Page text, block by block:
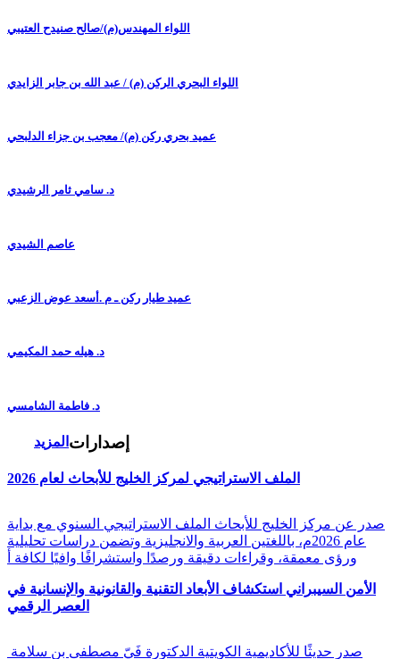
اللواء المهندس(م)/صالح صنيدح العتيبي
اللواء البحري الركن (م) / عبد الله بن جابر الزايدي
عميد بحري ركن (م)/ معجب بن جزاء الدلبحي
د. سامي ثامر الرشيدي
عاصم الشيدي
عميد طيار ركن ـ م .أسعد عوض الزعبي
د. هيله حمد المكيمي
د. فاطمة الشامسي
المزيد إصدارات
الملف الاستراتيجي لمركز الخليج للأبحاث لعام 2026
صدر عن مركز الخليج للأبحاث الملف الاستراتيجي السنوي مع بداية
عام 2026م، باللغتين العربية والانجليزية وتضمن دراسات تحليلية
ورؤى معمقة، وقراءات دقيقة ورصدًا واستشرافًا وافيًا لكافة أ
الأمن السيبراني استكشاف الأبعاد التقنية والقانونية والإنسانية في
العصر الرقمي